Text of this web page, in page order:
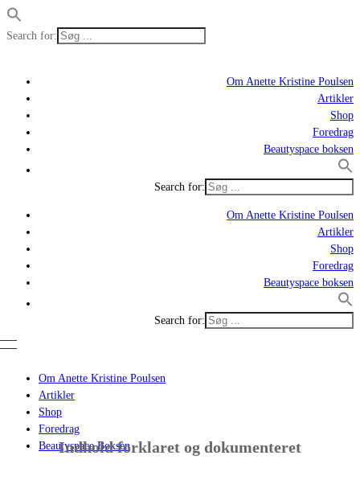
Search for:
Om Anette Kristine Poulsen
Artikler
Shop
Foredrag
Beautyspace boksen
Search for:
Om Anette Kristine Poulsen
Artikler
Shop
Foredrag
Beautyspace boksen
Search for:
Om Anette Kristine Poulsen
Artikler
Shop
Foredrag
Beautyspace Boksen
Indhold forklaret og dokumenteret